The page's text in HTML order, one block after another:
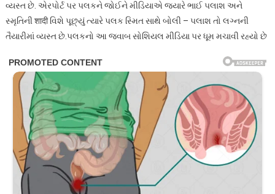
વ્યસ્ત છે. એરપોર્ટ પર પલકને જોઈને મીડિયાએ જયારે ભાઈ પલાશ અને
સ્મૃતિની शादी વિશે પૂછ્યું ત્યારે પલક સ્મિત સાથે બોલી – પલાશ તો લગ્નની
તૈયારીમાં વ્યસ્ત છે.પલકનો આ જવાબ સોશિયલ મીડિયા પર ધૂમ મચાવી રહ્યો છે